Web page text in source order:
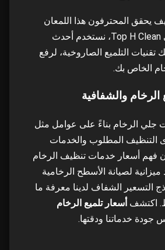
يحقق المحترفون هذا اللمعان
الشبيه بالمرآة؟ في Top H Clean، نستخدم أحدث
تقنيات التلميع الصاروخية، لرفع
الخاص بك.
جلي الرخام بناءً على عوامل مثل
التنظيف المطلوب والخدمات
فهم أسعار خدمات تنظيف الرخام
لصيانة الأسطح الرخامية
التسعير الشفاف لدينا معرفة ما
اكتشف أسعار تلميع الرخام
جودة خدماتنا ودقتها.